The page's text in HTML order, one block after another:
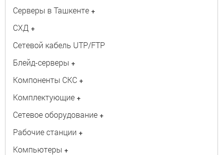
Серверы в Ташкенте +
СХД +
Сетевой кабель UTP/FTP
Блейд-серверы +
Компоненты СКС +
Комплектующие +
Сетевое оборудование +
Рабочие станции +
Компьютеры +